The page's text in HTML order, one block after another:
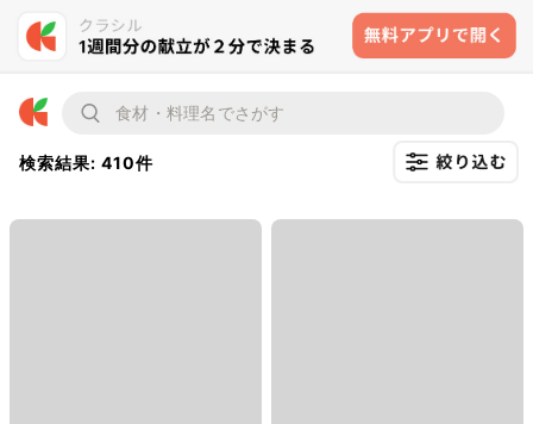
検索結果: 410件